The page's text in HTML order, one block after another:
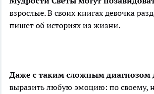
взрослые. В своих книгах девочка
пишет об историях из жизни.
Даже с таким сложным диагнозом
выразить любую эмоцию: по своему,